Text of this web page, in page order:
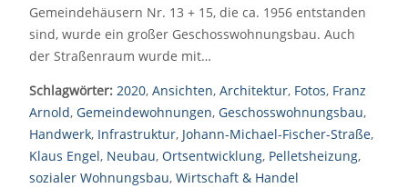
Gemeindehäusern Nr. 13 + 15, die ca. 1956 entstanden
sind, wurde ein großer Geschosswohnungsbau. Auch
der Straßenraum wurde mit…
Schlagwörter: 2020, Ansichten, Architektur, Fotos, Franz
Arnold, Gemeindewohnungen, Geschosswohnungsbau,
Handwerk, Infrastruktur, Johann-Michael-Fischer-Straße,
Klaus Engel, Neubau, Ortsentwicklung, Pelletsheizung,
sozialer Wohnungsbau, Wirtschaft & Handel